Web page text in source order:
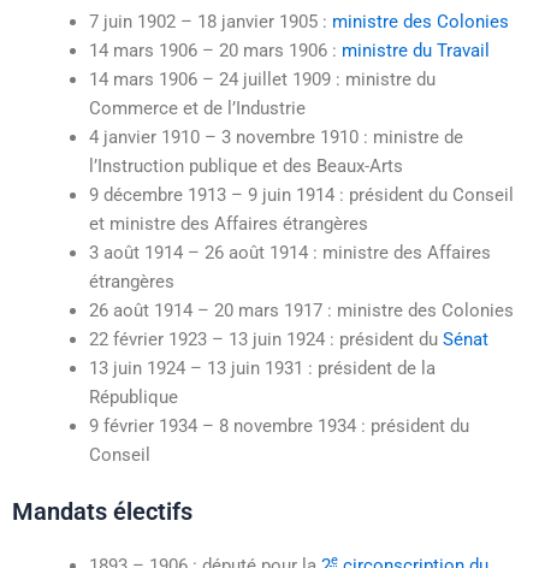
7 juin 1902– 18 janvier 1905: ministre des Colonies
14 mars 1906– 20 mars 1906: ministre du Travail
14 mars 1906– 24 juillet 1909: ministre du
Commerce et de l’Industrie
4 janvier 1910– 3 novembre 1910: ministre de
l’Instruction publique et des Beaux-Arts
9 décembre 1913– 9 juin 1914: président du Conseil
et ministre des Affaires étrangères
3 août 1914– 26 août 1914: ministre des Affaires
étrangères
26 août 1914– 20 mars 1917: ministre des Colonies
22 février 1923– 13 juin 1924: président du Sénat
13 juin 1924– 13 juin 1931 : président de la
République
9 février 1934– 8 novembre 1934: président du
Conseil
Mandats électifs
e